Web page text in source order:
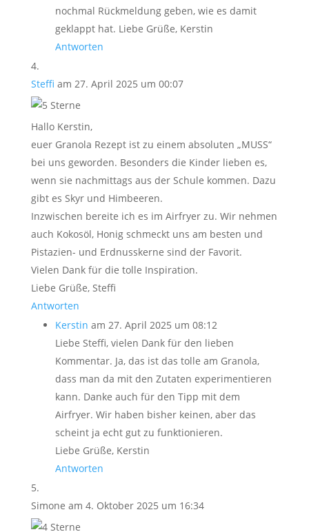
nochmal Rückmeldung geben, wie es damit
geklappt hat. Liebe Grüße, Kerstin
Antworten
Steffi am 27. April 2025 um 00:07
Hallo Kerstin,
euer Granola Rezept ist zu einem absoluten „MUSS“
bei uns geworden. Besonders die Kinder lieben es,
wenn sie nachmittags aus der Schule kommen. Dazu
gibt es Skyr und Himbeeren.
Inzwischen bereite ich es im Airfryer zu. Wir nehmen
auch Kokosöl, Honig schmeckt uns am besten und
Pistazien- und Erdnusskerne sind der Favorit.
Vielen Dank für die tolle Inspiration.
Liebe Grüße, Steffi
Antworten
Kerstin am 27. April 2025 um 08:12
Liebe Steffi, vielen Dank für den lieben
Kommentar. Ja, das ist das tolle am Granola,
dass man da mit den Zutaten experimentieren
kann. Danke auch für den Tipp mit dem
Airfryer. Wir haben bisher keinen, aber das
scheint ja echt gut zu funktionieren.
Liebe Grüße, Kerstin
Antworten
Simone am 4. Oktober 2025 um 16:34